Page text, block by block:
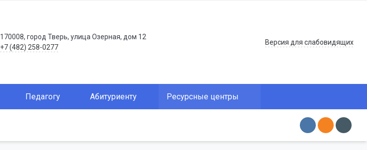
170008, город Тверь, улица Озерная, дом 12
+7 (482) 258-0277
Версия для слабовидящих
Педагогу Абитуриенту Ресурсные центры